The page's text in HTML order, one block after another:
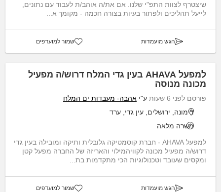
שיצטרף לצוות התפ"י שלנו. אם את/ה אוהב/ת לעבוד עם נתונים,
לייעל תהליכים ולפתור בעיות בצורה חכמה - מקומך א...
הגש מועמדות שמור למועדפים
למפעל AHAVA בעין גדי המלח דרוש/ה מפעיל
מכונה מנוסה
פורסם לפני 6 שעות ע"י אהבה- מעבדות ים המלח
דימונה, ירושלים, עין גדי, ערד
משרה מלאה
למפעל AHAVA - חברת קוסמטיקה גלובלית ותיקה ומובילה בעין גדי
דרוש/ה מפעיל מכונה לקוויהמילוי והאריזה של החברה מפעל קטן
ומקסים שעובד וטכנולוגיות הכי מתקדמות בת...
הגש מועמדות שמור למועדפים